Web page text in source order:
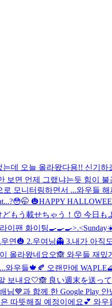
데 오늘 올라왔다용!! 신기하죠
보면 언제 그랬냐는듯 힘이
모니터링하면서 ...와우들 해
🎃HAPPY
もう載せちゃう！😙 今日
이팬 화이팅🍳🍳🍳>.<
🎃 2.우여닝👻 3.내가 아직
올라왔네요오🙈 와우들 재밌
와우들🍁🍂 오랜만에
보내요🤍🙈 良い週末を送っ
님💙과 함께 한 Google Play
따뜻해질 예정이에요💕 와우